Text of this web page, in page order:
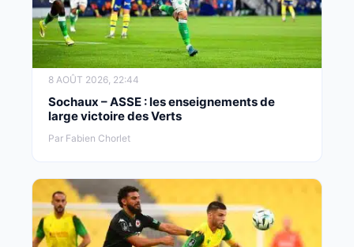
8 AOÛT 2026, 22:44
Sochaux – ASSE : les enseignements de
large victoire des Verts
Par Fabien Chorlet